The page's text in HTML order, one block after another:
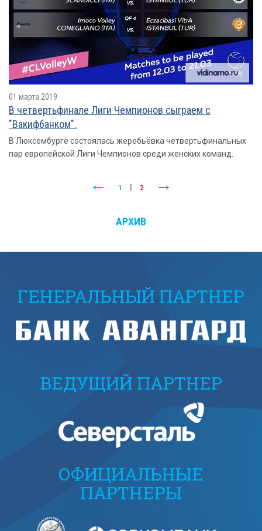
01 марта 2019
В четвертьфинале Лиги Чемпионов сыграем с
"Вакифбанком".
В Люксембурге состоялась жеребьёвка четвертьфинальных
пар европейской Лиги Чемпионов среди женских команд.
1 2
АРХИВ
ГЕНЕРАЛЬНЫЙ ПАРТНЕР
ВЕДУЩИЙ ПАРТНЕР
ОФИЦИАЛЬНЫЕ
ПАРТНЕРЫ